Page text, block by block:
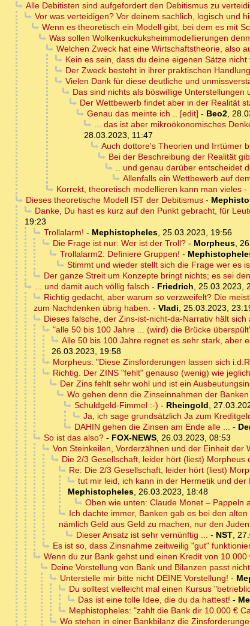
Alle Debitisten sind aufgefordert den Debitismus zu
Vor was verteidigen? Vor deinem sachlich, logisch und
Wenn es theoretisch ein Modell gibt, bei dem es mit
Was sollen Wolkenkuckuksheimmodellierungen
Welchen Zweck hat eine Wirtschaftstheorie, also
Kein es sein, dass du deine eigenen Sätze nicht
Der Zweck besteht in ihrer praktischen
Vielen Dank für diese deutliche und
Das sind nichts als böswillige Unterstellungen
Der Wettbewerb findet aber in der Realität
Genau das meinte ich .. [edit] - Beo2,
... das ist aber mikroökonomisches
28.03.2023, 11:47
Auch dottore's Theorien und Irrtümer
Bei der Beschreibung der Realität
.. und genau darüber entscheidet
Allenfalls ein Wettbewerb auf
Korrekt, theoretisch modellieren kann man vieles
Dieses theoretische Modell IST der Debitismus-
Danke, Du hast es kurz auf den Punkt gebracht, für
19:23
Trollalarm! - Mephistopheles, 25.03.2023, 19:56
Die Frage ist nur: Wer ist der Troll?- Morpheus,
Trollalarm2: Definiere Gruppen! -
Stimmt und wieder stellt sich die Frage wer es
Der ganze Streit um Konzepte bringt nichts; es sei
... und damit auch völlig falsch - Friedrich, 25.03.2023,
Richtig gedacht, aber warum so verzweifelt? Die
zum Nachdenken übrig haben. - Vladi, 25.03.2023,
Dieses falsche, der Zins-ist-nicht-da-Narrativ hält
"alle 50 bis 100 Jahre ... (wird) die Brücke
Alle 50 bis 100 Jahre regnet es sehr stark, aber
26.03.2023, 19:58
Morpheus: "Diese Zinsforderungen lassen sich
Richtig. Der ZINS "fehlt" genauso (wenig) wie
Der Zins fehlt sehr wohl und ist ein
Wo gehen denn die Zinseinnahmen der
Schuldgeld-Fimmel :-) - Rheingold,
Ja, ich sage grundsätzlich Ja zum
DAHIN gehen die Zinsen am Ende alle ... -
So ist das also?- FOX-NEWS, 26.03.2023, 08:53
Von Steinkeilen, Vorderzähnen und der Einheit der
Die 2/3 Gesellschaft, leider hört (liest) Morpheus
Re: Die 2/3 Gesellschaft, leider hört (liest)
tut mir leid, ich kann in der Hermetik und
Mephistopheles, 26.03.2023, 18:48
Oben wie unten: Claude Monet – Pappeln
Ich dachte immer, Banken gab es bei den
nämlich Geld aus Geld zu machen, nur den
Dieser Ansatz ist sehr vernünftig ... - NST,
Es ist so, dass Zinsnahme zeitweilig "gut"
Wenn du zur Bank gehst und einen Kredit von 10.000
Deine Vorstellung von Bank und Bilanzen passt
Unterstelle mir bitte nicht DEINE Vorstellung! -
Du solltest vielleicht mal einen Kursus
Das ist eine tolle Idee, die du da hattest! -
Mephistopheles: "zahlt die Bank dir 10.000 €
Wo stehen in einer Bankbilanz die